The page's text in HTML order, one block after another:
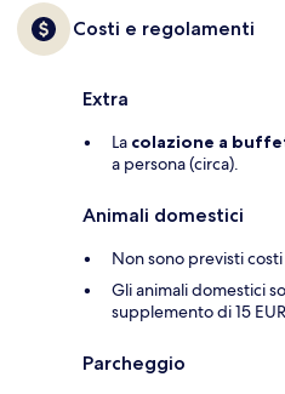
Costi e regolamenti
Extra
La colazione a
a persona (circa).
Animali domestici
Non sono previsti
Gli animali domestici
supplemento di 15
Parcheggio